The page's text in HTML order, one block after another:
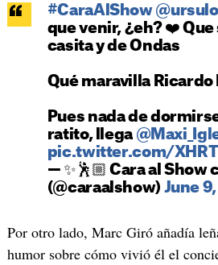
#CaraAlShow
que venir, ¿eh? ❤️
casita y de Ondas
Qué maravilla
Pues nada de
ratito, llega
pic.twitter.com/
— ✨🕺🏼 Cara al Show
(@caraalshow) June
Por otro lado, Marc Giró añadía
humor sobre cómo vivió él el